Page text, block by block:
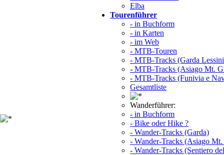
Elba
Tourenführer
- in Buchform
- in Karten
- im Web
- MTB-Touren
- MTB-Tracks (Garda
- MTB-Tracks (Asiago Mt.
- MTB-Tracks (Funivia e
Gesamtliste
Wanderführer:
- in Buchform
- Bike oder Hike ?
- Wander-Tracks (Garda)
- Wander-Tracks (Asiago Mt.
- Wander-Tracks (Sentiero